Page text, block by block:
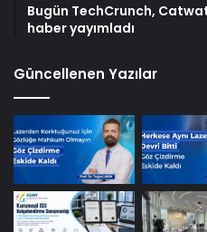
Bugün TechCrunch,
haber yayımladı
Güncellenen Yazılar